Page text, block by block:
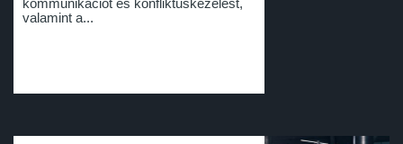
kommunikációt és konfliktuskezelést,
valamint a...